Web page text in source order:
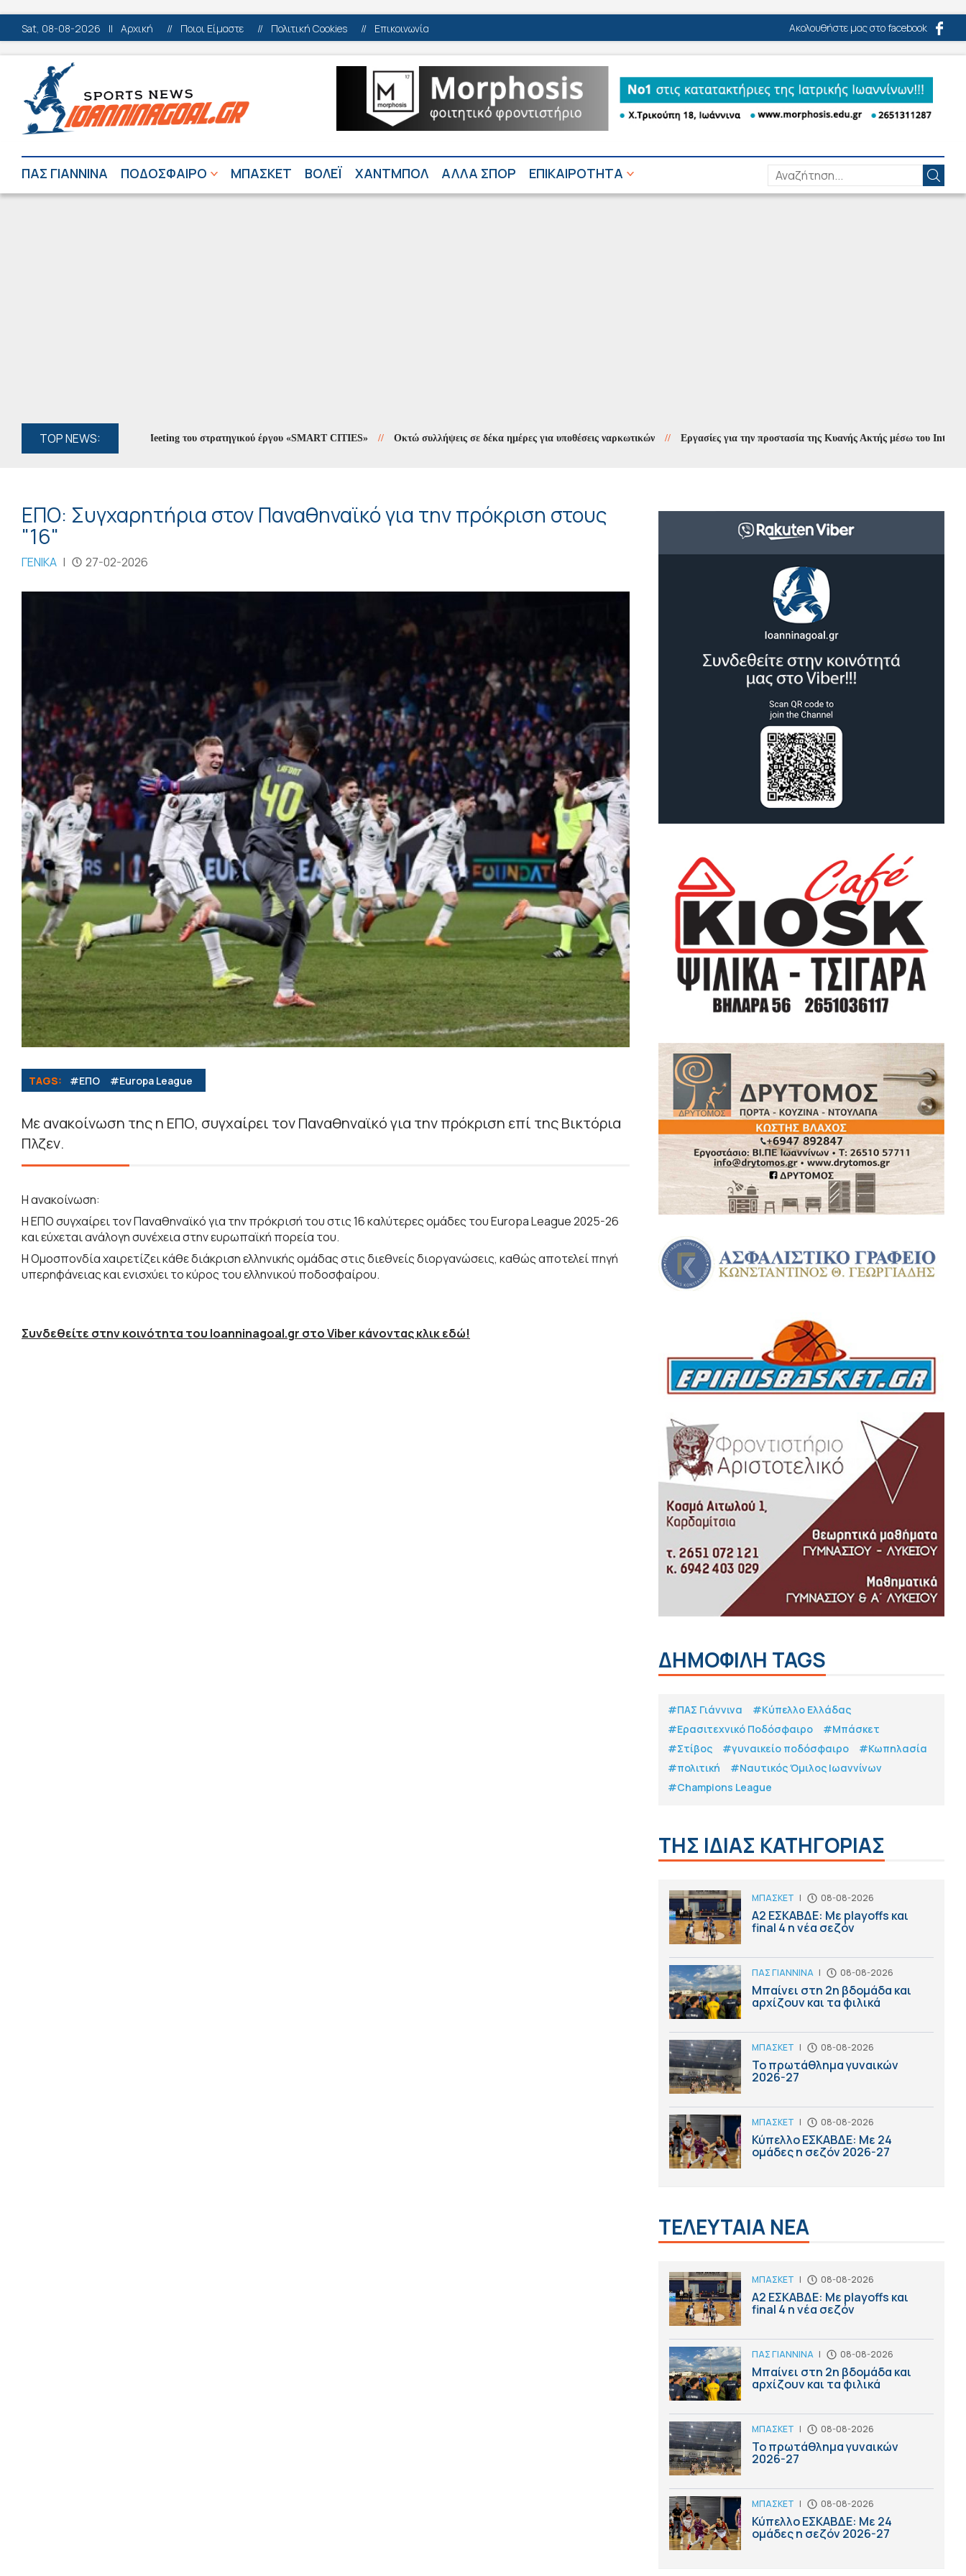
Sat, 08-08-2026 || Αρχική // Ποιοι Είμαστε // Πολιτική Cookies // Επικοινωνία Ακολουθήστε μας στο facebook
ΠΑΣ ΓΙΑΝΝΙΝΑ ΠΟΔΟΣΦΑΙΡΟ ΜΠΑΣΚΕΤ ΒΟΛΕΪ ΧΑΝΤΜΠΟΛ ΑΛΛΑ ΣΠΟΡ ΕΠΙΚΑΙΡΟΤΗΤΑ
TOP NEWS:
Αρταίων στο Kick-off Meeting του στρατηγικού έργου «SMART CITIES» // Οκτώ συλλήψεις σε δέκα ημέρες για υποθέσεις ναρκωτικών // Εργασίες για την προστασία της Κυανής Ακτής μέσω του Interreg 2021-
ΕΠΟ: Συγχαρητήρια στον Παναθηναϊκό για την πρόκριση στους
"16"
ΓΕΝΙΚΑ | 27-02-2026
TAGS: #ΕΠΟ #Europa League
Με ανακοίνωση της η ΕΠΟ, συγχαίρει τον Παναθηναϊκό για την πρόκριση επί της Βικτόρια
Πλζεν.
Η ανακοίνωση:
Η ΕΠΟ συγχαίρει τον Παναθηναϊκό για την πρόκρισή του στις 16 καλύτερες ομάδες του Europa League 2025-26
και εύχεται ανάλογη συνέχεια στην ευρωπαϊκή πορεία του.
Η Ομοσπονδία χαιρετίζει κάθε διάκριση ελληνικής ομάδας στις διεθνείς διοργανώσεις, καθώς αποτελεί πηγή
υπερηφάνειας και ενισχύει το κύρος του ελληνικού ποδοσφαίρου.
Συνδεθείτε στην κοινότητα του Ioanninagoal.gr στο Viber κάνοντας κλικ εδώ!
ΔΗΜΟΦΙΛΗ TAGS
#ΠΑΣ Γιάννινα
#Κύπελλο Ελλάδας
#Eρασιτεχνικό Ποδόσφαιρο
#Μπάσκετ
#Στίβος
#γυναικείο ποδόσφαιρο
#Κωπηλασία
#πολιτική
#Ναυτικός Όμιλος Ιωαννίνων
#Champions League
ΤΗΣ ΙΔΙΑΣ ΚΑΤΗΓΟΡΙΑΣ
ΜΠΑΣΚΕΤ | 08-08-2026
Α2 ΕΣΚΑΒΔΕ: Με playoffs και
final 4 η νέα σεζόν
ΠΑΣ ΓΙΑΝΝΙΝΑ | 08-08-2026
Μπαίνει στη 2η βδομάδα και
αρχίζουν και τα φιλικά
ΜΠΑΣΚΕΤ | 08-08-2026
Το πρωτάθλημα γυναικών
2026-27
ΜΠΑΣΚΕΤ | 08-08-2026
Κύπελλο ΕΣΚΑΒΔΕ: Με 24
ομάδες η σεζόν 2026-27
ΤΕΛΕΥΤΑΙΑ ΝΕΑ
ΜΠΑΣΚΕΤ | 08-08-2026
Α2 ΕΣΚΑΒΔΕ: Με playoffs και
final 4 η νέα σεζόν
ΠΑΣ ΓΙΑΝΝΙΝΑ | 08-08-2026
Μπαίνει στη 2η βδομάδα και
αρχίζουν και τα φιλικά
ΜΠΑΣΚΕΤ | 08-08-2026
Το πρωτάθλημα γυναικών
2026-27
ΜΠΑΣΚΕΤ | 08-08-2026
Κύπελλο ΕΣΚΑΒΔΕ: Με 24
ομάδες η σεζόν 2026-27